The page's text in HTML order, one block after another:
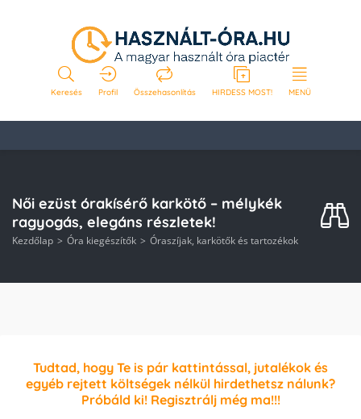
Keresés Profil Összehasonlítás HIRDESS MOST! MENÜ
Női ezüst órakísérő karkötő – mélykék
ragyogás, elegáns részletek!
Kezdőlap Óra kiegészítők Óraszíjak, karkötők és tartozékok
Tudtad, hogy Te is pár kattintással, jutalékok és
egyéb rejtett költségek nélkül hirdethetsz nálunk?
Próbáld ki! Regisztrálj még ma!!!